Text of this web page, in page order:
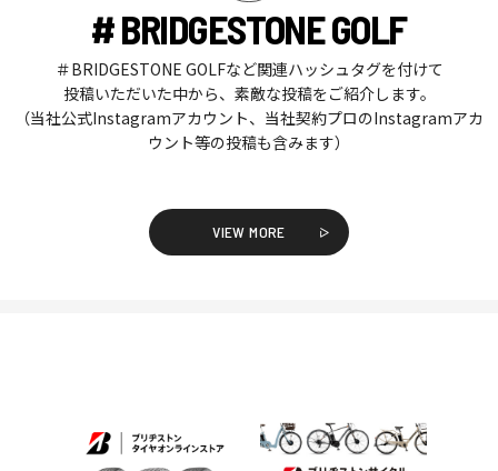
# BRIDGESTONE GOLF
＃BRIDGESTONE GOLFなど関連ハッシュタグを付けて
投稿いただいた中から、素敵な投稿をご紹介します。
（当社公式Instagramアカウント、当社契約プロのInstagramアカ
ウント等の投稿も含みます）
VIEW MORE